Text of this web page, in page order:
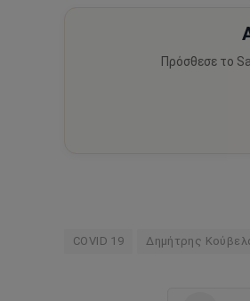
Πρόσθεσε το
COVID 19 Δημήτρης